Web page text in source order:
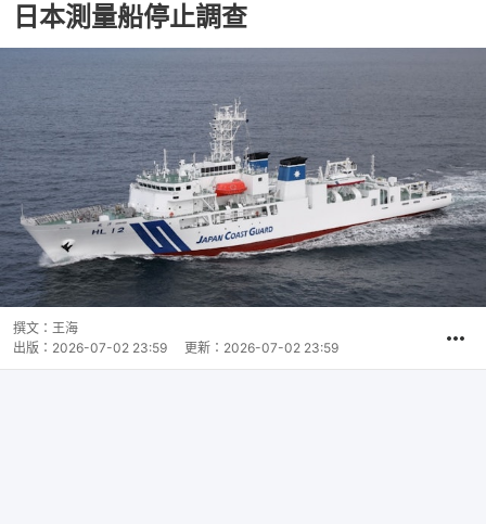
日本測量船停止調查
撰文： 王海
出版： 2026-07-02 23:59 更新： 2026-07-02 23:59